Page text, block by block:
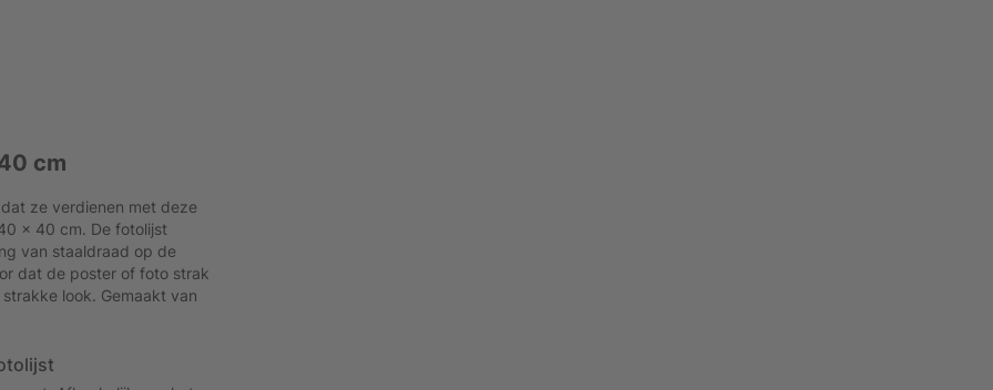
cm
ze verdienen met deze
x 40 cm. De fotolijst
van staaldraad op de
dat de poster of foto strak
look. Gemaakt van